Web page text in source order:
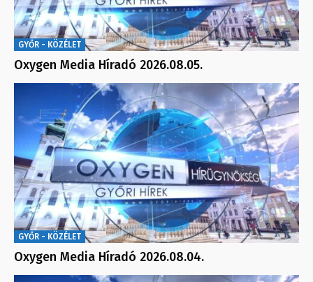
GYŐR - KÖZÉLET
Oxygen Media Híradó 2026.08.05.
GYŐR - KÖZÉLET
Oxygen Media Híradó 2026.08.04.